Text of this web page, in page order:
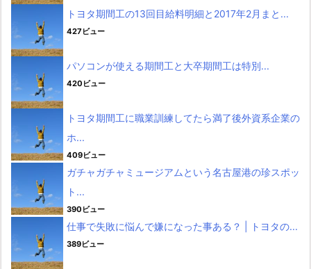
トヨタ期間工の13回目給料明細と2017年2月まと...
427ビュー
パソコンが使える期間工と大卒期間工は特別...
420ビュー
トヨタ期間工に職業訓練してたら満了後外資系企業の
ホ...
409ビュー
ガチャガチャミュージアムという名古屋港の珍スポッ
ト...
390ビュー
仕事で失敗に悩んで嫌になった事ある？ | トヨタの...
389ビュー